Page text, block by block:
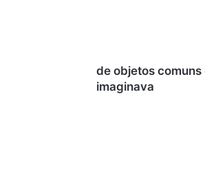
de objetos
imaginava